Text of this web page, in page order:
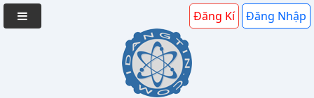
Đăng Kí Đăng Nhập